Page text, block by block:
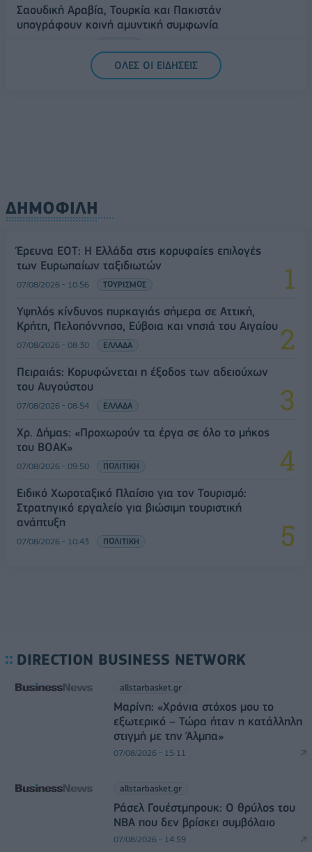
Σαουδική Αραβία, Τουρκία και Πακιστάν
υπογράφουν κοινή αμυντική συμφωνία
ΟΛΕΣ ΟΙ ΕΙΔΗΣΕΙΣ
ΔΗΜΟΦΙΛΗ
Έρευνα ΕΟΤ: Η Ελλάδα στις κορυφαίες επιλογές
των Ευρωπαίων ταξιδιωτών
07/08/2026 - 10:56 ΤΟΥΡΙΣΜΟΣ
Υψηλός κίνδυνος πυρκαγιάς σήμερα σε Αττική,
Κρήτη, Πελοπόννησο, Εύβοια και νησιά του Αιγαίου
07/08/2026 - 08:30 ΕΛΛΑΔΑ
Πειραιάς: Κορυφώνεται η έξοδος των αδειούχων
του Αυγούστου
07/08/2026 - 08:54 ΕΛΛΑΔΑ
Χρ. Δήμας: «Προχωρούν τα έργα σε όλο το μήκος
του ΒΟΑΚ»
07/08/2026 - 09:50 ΠΟΛΙΤΙΚΗ
Ειδικό Χωροταξικό Πλαίσιο για τον Τουρισμό:
Στρατηγικό εργαλείο για βιώσιμη τουριστική
ανάπτυξη
07/08/2026 - 10:43 ΠΟΛΙΤΙΚΗ
DIRECTION BUSINESS NETWORK
allstarbasket.gr
Μαρίνη: «Χρόνια στόχος μου το
εξωτερικό – Τώρα ήταν η κατάλληλη
στιγμή με την Άλμπα»
07/08/2026 - 15:11
allstarbasket.gr
Ράσελ Γουέστμπρουκ: Ο θρύλος του
NBA που δεν βρίσκει συμβόλαιο
07/08/2026 - 14:59